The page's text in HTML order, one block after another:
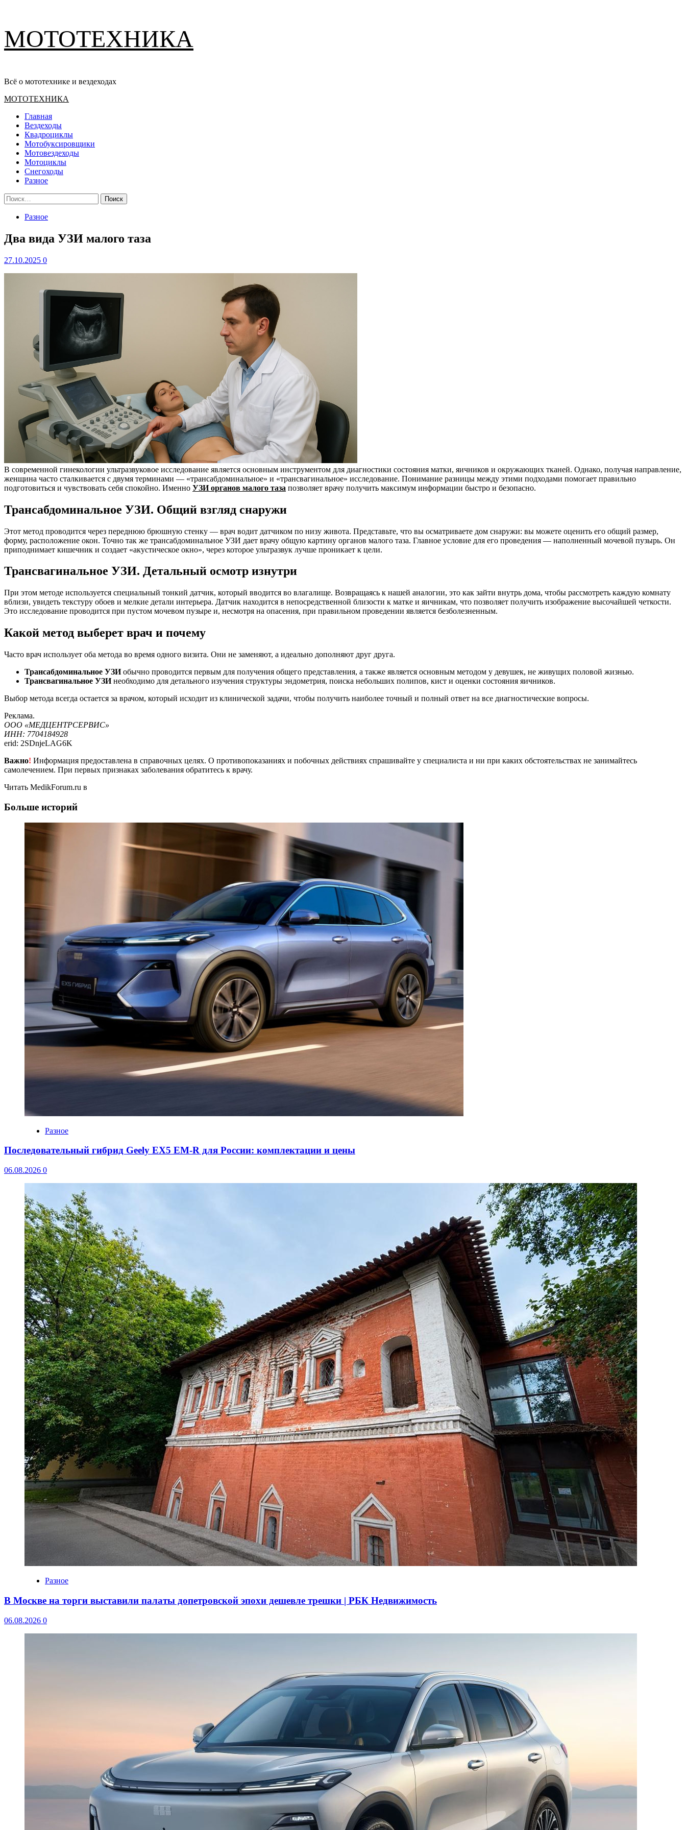
содержимому
МОТОТЕХНИКА
Всё о мототехнике и вездеходах
Основное
МОТОТЕХНИКА
Главная
Вездеходы
Квадроциклы
Мотобуксировщики
Мотовездеходы
Мотоциклы
Снегоходы
Разное
Найти:
Разное
Два вида УЗИ малого таза
27.10.2025 0
В современной гинекологии ультразвуковое исследование является основным инструментом для диагностики состояния матки, яичников и окружающих тканей. Однако, получая направление,
женщина часто сталкивается с двумя терминами — «трансабдоминальное» и «трансвагинальное» исследование. Понимание разницы между этими подходами помогает правильно
подготовиться и чувствовать себя спокойно. Именно УЗИ органов малого таза позволяет врачу получить максимум информации быстро и безопасно.
Трансабдоминальное УЗИ. Общий взгляд снаружи
Этот метод проводится через переднюю брюшную стенку — врач водит датчиком по низу живота. Представьте, что вы осматриваете дом снаружи: вы можете оценить его общий размер,
форму, расположение окон. Точно так же трансабдоминальное УЗИ дает врачу общую картину органов малого таза. Главное условие для его проведения — наполненный мочевой пузырь. Он
приподнимает кишечник и создает «акустическое окно», через которое ультразвук лучше проникает к цели.
Трансвагинальное УЗИ. Детальный осмотр изнутри
При этом методе используется специальный тонкий датчик, который вводится во влагалище. Возвращаясь к нашей аналогии, это как зайти внутрь дома, чтобы рассмотреть каждую комнату
вблизи, увидеть текстуру обоев и мелкие детали интерьера. Датчик находится в непосредственной близости к матке и яичникам, что позволяет получить изображение высочайшей четкости.
Это исследование проводится при пустом мочевом пузыре и, несмотря на опасения, при правильном проведении является безболезненным.
Какой метод выберет врач и почему
Часто врач использует оба метода во время одного визита. Они не заменяют, а идеально дополняют друг друга.
Трансабдоминальное УЗИобычно проводится первым для получения общего представления, а также является основным методом у девушек, не живущих половой жизнью.
Трансвагинальное УЗИнеобходимо для детального изучения структуры эндометрия, поиска небольших полипов, кист и оценки состояния яичников.
Выбор метода всегда остается за врачом, который исходит из клинической задачи, чтобы получить наиболее точный и полный ответ на все диагностические вопросы.
Реклама.
ООО «МЕДЦЕНТРСЕРВИС»
ИНН: 7704184928
erid: 2SDnjeLAG6K
Важно! Информация предоставлена в справочных целях. О противопоказаниях и побочных действиях спрашивайте у специалиста и ни при каких обстоятельствах не занимайтесь
самолечением. При первых признаках заболевания обратитесь к врачу.
Читать MedikForum.ru в
Больше историй
Разное
Последовательный гибрид Geely EX5 EM-R для России: комплектации и цены
06.08.2026 0
Разное
В Москве на торги выставили палаты допетровской эпохи дешевле трешки | РБК Недвижимость
06.08.2026 0